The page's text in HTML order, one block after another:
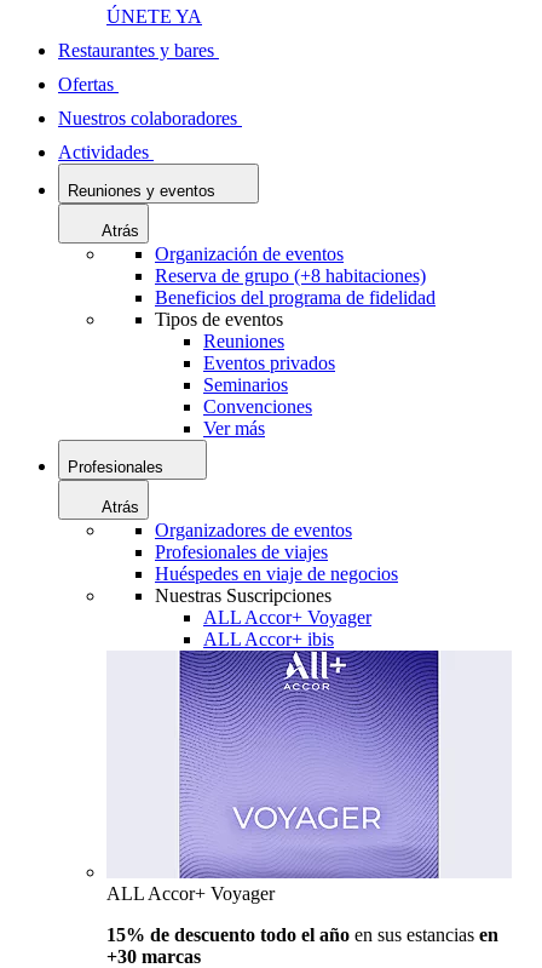
ÚNETE YA
Restaurantes y bares
Ofertas
Nuestros colaboradores
Actividades
Reuniones y eventos
Atrás
Organización de eventos
Reserva de grupo (+8 habitaciones)
Beneficios del programa de fidelidad
Tipos de eventos
Reuniones
Eventos privados
Seminarios
Convenciones
Ver más
Profesionales
Atrás
Organizadores de eventos
Profesionales de viajes
Huéspedes en viaje de negocios
Nuestras Suscripciones
ALL Accor+ Voyager
ALL Accor+ ibis
ALL Accor+ Voyager
15% de descuento todo el año en sus estancias en
+30 marcas